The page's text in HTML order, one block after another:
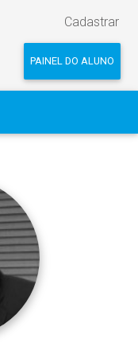
Cadastrar
PAINEL DO ALUNO